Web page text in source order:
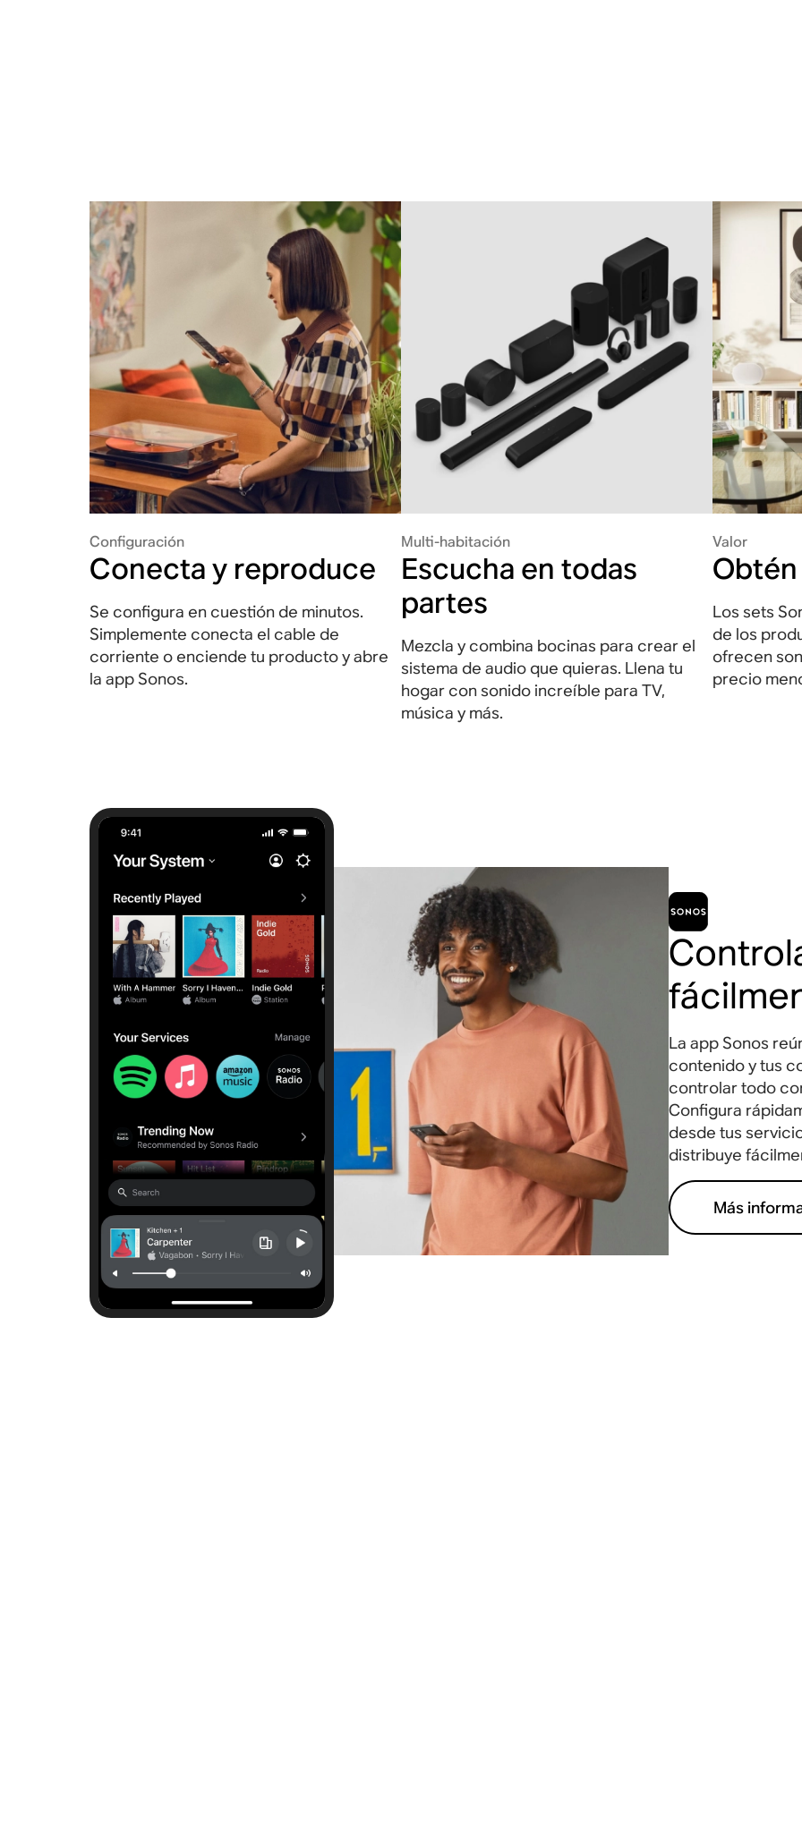
Configuración
Conecta y reproduce
Se configura en cuestión de minutos.
Simplemente conecta el cable de
corriente o enciende tu producto y abre
la app Sonos.
Multi-habitación
Escucha en todas
partes
Mezcla y combina bocinas para crear el
sistema de audio que quieras. Llena tu
hogar con sonido increíble para TV,
música y más.
Valor
Los sets
de los
ofrecen
precio
La app Sonos
contenido y tus
controlar todo
Configura
desde tus
distribuye
Más